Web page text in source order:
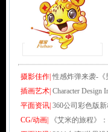
摄影佳作| 性感炸弹来袭-《
插画艺术| Character Design
平面资讯| 360公司彩色版
CG/动画|
《艾米的旅程》